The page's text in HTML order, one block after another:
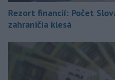
Rezort financií: Počet
zahraničia klesá